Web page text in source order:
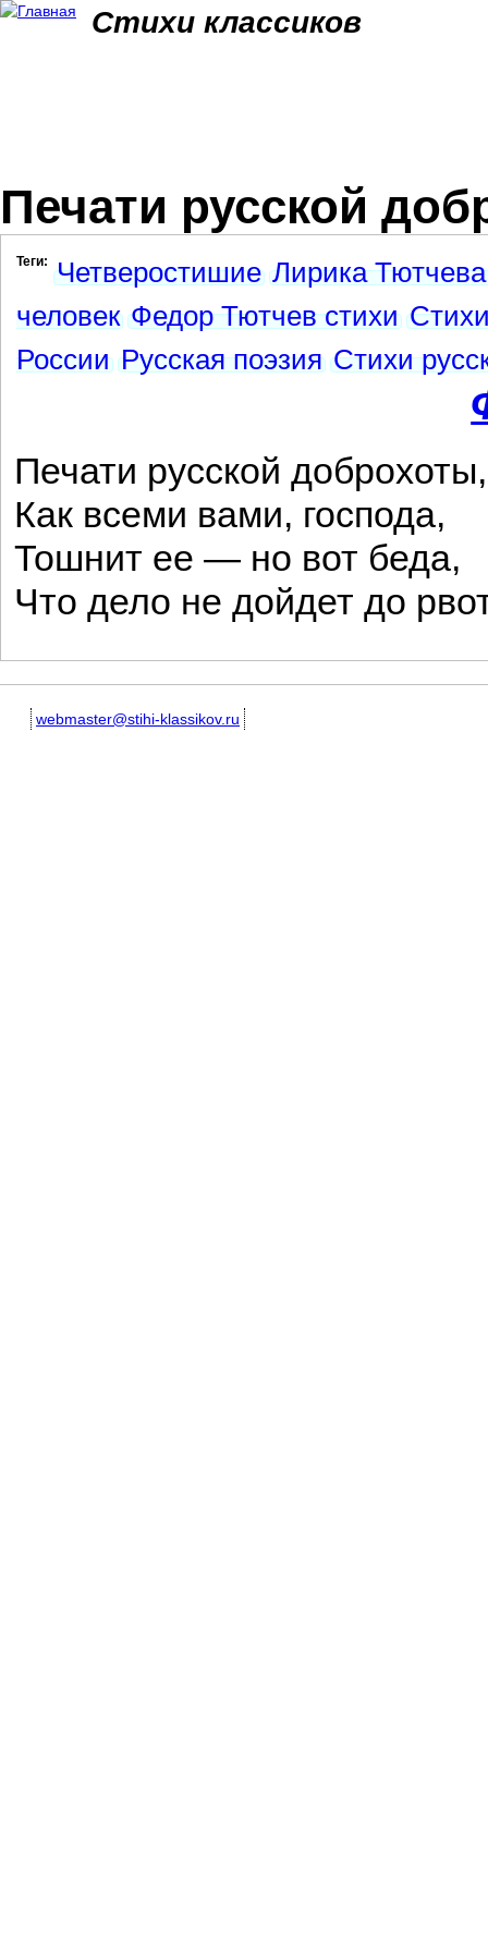
Стихи классиков
Печати русской
Теги: Четверостишие Лирика
человек Федор Тютчев стихи
России Русская поэзия Стихи
Печати русской доброхоты,
Как всеми вами, господа,
Тошнит ее — но вот беда,
Что дело не дойдет до
webmaster@stihi-klassikov.ru